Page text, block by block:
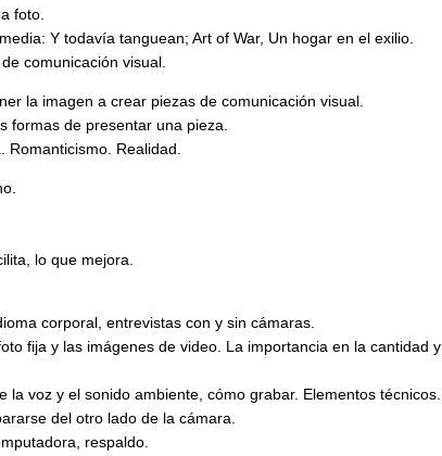
foto.
Y todavía tanguean; Art of War, Un hogar en el exilio.
comunicación visual.
la imagen a crear piezas de comunicación visual.
formas de presentar una pieza.
Realidad.
lo que mejora.
corporal, entrevistas con y sin cámaras.
fija y las imágenes de video. La importancia en la cantidad y
la voz y el sonido ambiente, cómo grabar. Elementos técnicos.
del otro lado de la cámara.
respaldo.